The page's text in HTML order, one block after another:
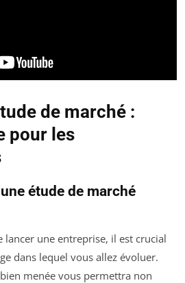
de marché :
pour les
étude de marché
lancer une entreprise, il est crucial
dans lequel vous allez évoluer.
bien menée vous permettra non